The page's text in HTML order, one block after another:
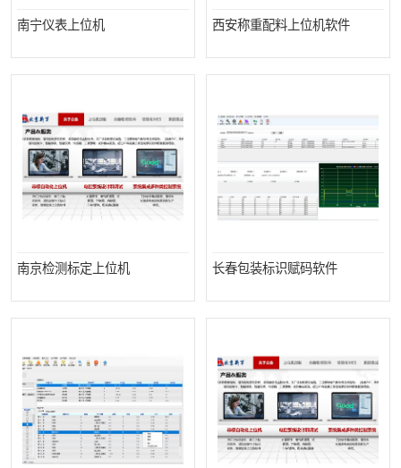
南宁仪表上位机 西安称重配料上位机软件
南京检测标定上位机 长春包装标识赋码软件
WCS仓储物流上位机软件 机器人上位机软件
WMS立体仓库上位机软
件
MES接口上位机软件